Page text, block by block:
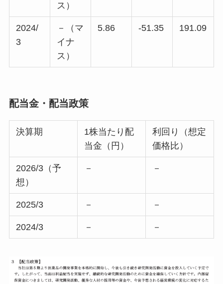
ス）
2024/
3
－（マ
イナ
ス）
5.86 -51.35 191.09
配当金・配当政策
決算期
1株当たり配
当金（円）
利回り（想定
価格比）
2026/3（予
想）
－ －
2025/3 － －
2024/3 － －